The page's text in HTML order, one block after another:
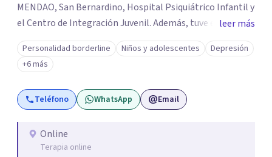
MENDAO, San Bernardino, Hospital Psiquiátrico Infantil y
el Centro de Integración Juvenil. Además, tuve el
privilegio de colaborar en comunidades como Olivar del
Conde y Xochimilco, lo que me permitió conocer diversas
realidades y necesidades.
leer más
Personalidad borderline Niños y adolescentes
Depresión
+6 más
Teléfono WhatsApp Email
Online
Terapia online